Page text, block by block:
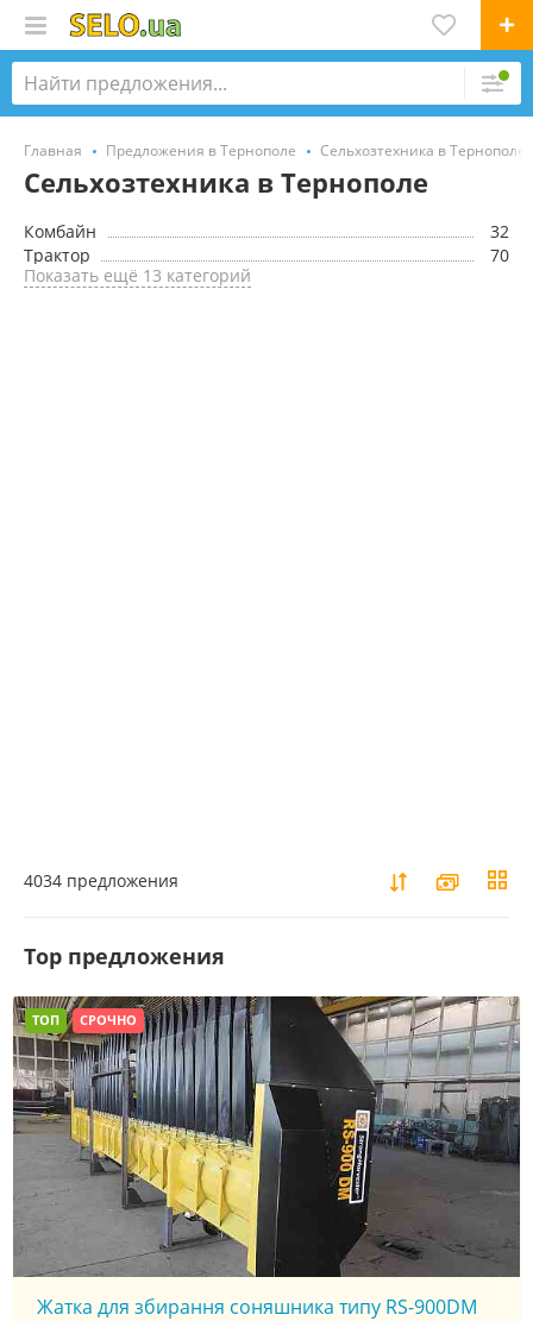
Главная Предложения в Тернополе Сельхозтехника в Тернополе
Сельхозтехника в Тернополе
Комбайн
32
Трактор
70
Показать ещё 13 категорий
4034 предложения
Top предложения
ТОП СРОЧНО
Жатка для збирання соняшника типу RS-900DM